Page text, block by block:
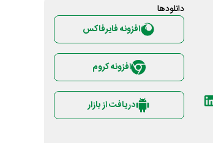
دانلود‌ها
افزونه فایرفاکس
افزونه کروم
دریافت از بازار